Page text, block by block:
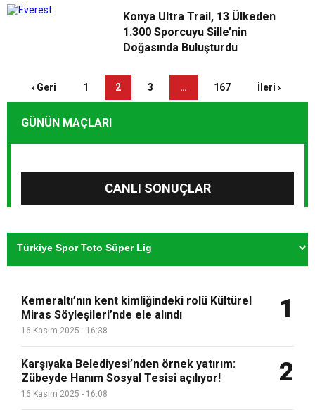
Konya Ultra Trail, 13 Ülkeden
1.300 Sporcuyu Sille’nin
Doğasında Buluşturdu
‹ Geri 1 2 3 … 167 İleri ›
GÜNÜN MAÇLARI
CANLI SONUÇLAR
Kemeraltı’nın kent kimliğindeki rolü Kültürel
Miras Söyleşileri’nde ele alındı
16 Kasım 2025 - 16:38
1
Karşıyaka Belediyesi’nden örnek yatırım:
Zübeyde Hanım Sosyal Tesisi açılıyor!
16 Kasım 2025 - 16:08
2